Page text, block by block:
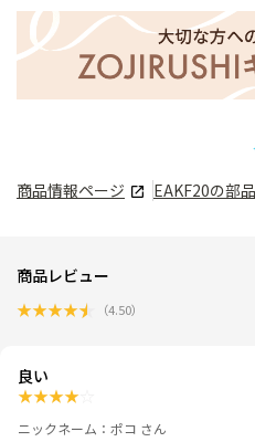
商品情報ページ EAKF20の部
商品レビュー
★★★★★ （4.50）
良い
★★★★
ニックネーム：ポコ さん